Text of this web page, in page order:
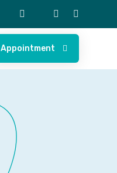
Appointment